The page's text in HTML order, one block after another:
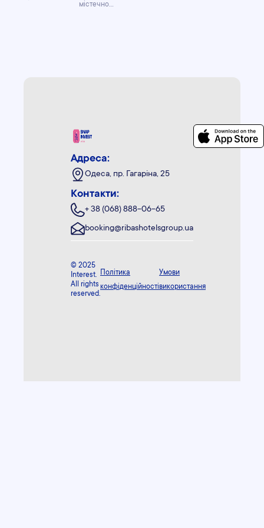
містечно
Адреса:
Одеса, пр. Гагаріна, 25
Контакти:
+ 38 (068) 888-06-65
booking@ribashotelsgroup.ua
© 2025
Interest.
All rights
reserved.
Політика
конфіденційності
Умови
використання